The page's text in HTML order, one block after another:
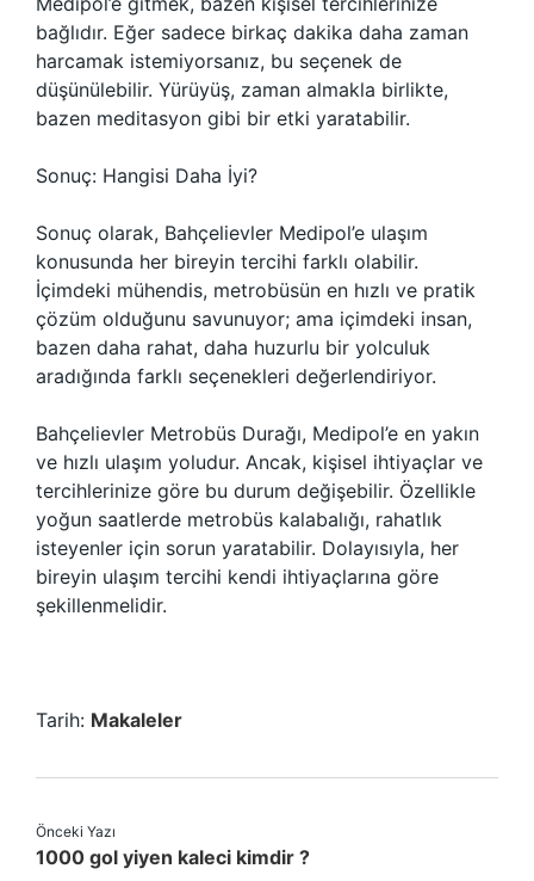
bağlıdır. Eğer sadece birkaç dakika daha zaman
harcamak istemiyorsanız, bu seçenek de
düşünülebilir. Yürüyüş, zaman almakla birlikte,
bazen meditasyon gibi bir etki yaratabilir.
Sonuç: Hangisi Daha İyi?
Sonuç olarak, Bahçelievler Medipol’e ulaşım
konusunda her bireyin tercihi farklı olabilir.
İçimdeki mühendis, metrobüsün en hızlı ve pratik
çözüm olduğunu savunuyor; ama içimdeki insan,
bazen daha rahat, daha huzurlu bir yolculuk
aradığında farklı seçenekleri değerlendiriyor.
Bahçelievler Metrobüs Durağı, Medipol’e en yakın
ve hızlı ulaşım yoludur. Ancak, kişisel ihtiyaçlar ve
tercihlerinize göre bu durum değişebilir. Özellikle
yoğun saatlerde metrobüs kalabalığı, rahatlık
isteyenler için sorun yaratabilir. Dolayısıyla, her
bireyin ulaşım tercihi kendi ihtiyaçlarına göre
şekillenmelidir.
Tarih: Makaleler
Önceki Yazı
1000 gol yiyen kaleci kimdir ?